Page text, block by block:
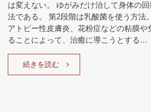
は変えない。 ゆがみだけ治して身体の
法である。 第2段階は乳酸菌を使う方法
アトピー性皮膚炎、花粉症などの粘膜や
ることによって、治癒に導こうとする…
続きを読む